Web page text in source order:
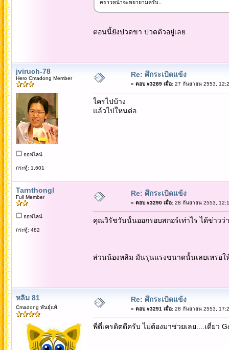
คราวหน้าจะพยายามครับ..
ตอนนี้ยังปวดขา ปวดตัวอยู่เลย
jviruch-78
Hero Cmadong Member
ออฟไลน์
กระทู้: 1,601
Re: ศึกระเบิดแข้ง
« ตอบ #3289 เมื่อ:27 กันยายน 2553,
ใครไปบ้าง
แล้วไปใหนต่อ
Tarnthongl
Full Member
ออฟไลน์
กระทู้: 482
Re: ศึกระเบิดแข้ง
« ตอบ #3290 เมื่อ:28 กันยายน 2553,
คุณวิรัชวันนั้นออกรอบสกอร์เท่าไร ได้ข่าวว่า
ส่วนน้องหลิม มันรุนแรงขนาดนั้นเลยเหรอ
หลิม 81
Cmadong พันธุ์แท้
Re: ศึกระเบิดแข้ง
« ตอบ #3291 เมื่อ:28 กันยายน 2553,
พี่ตี๋เครดิตดีครับ ไม่ต้องมาช่วยเลย....เดี๋ยว